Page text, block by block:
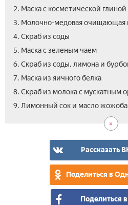
2. Маска с косметической глиной
3. Молочно-медовая очищающая
4. Скраб из соды
5. Маска с зеленым чаем
6. Скраб из соды, лимона и
7. Маска из яичного белка
8. Скраб из молока с мускатным
9. Лимонный сок и масло жожоба
Рассказать
Поделиться в
Поделиться